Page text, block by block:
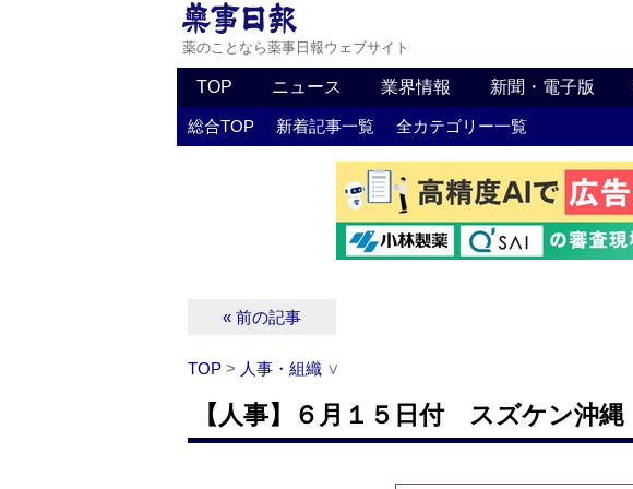
薬のことなら薬事日報ウェブサイト
TOP ニュース 業界情報 新聞・電子版
総合TOP 新着記事一覧 全カテゴリー一覧
« 前の記事
TOP > 人事・組織 ∨
【人事】６月１５日付 スズケン沖縄